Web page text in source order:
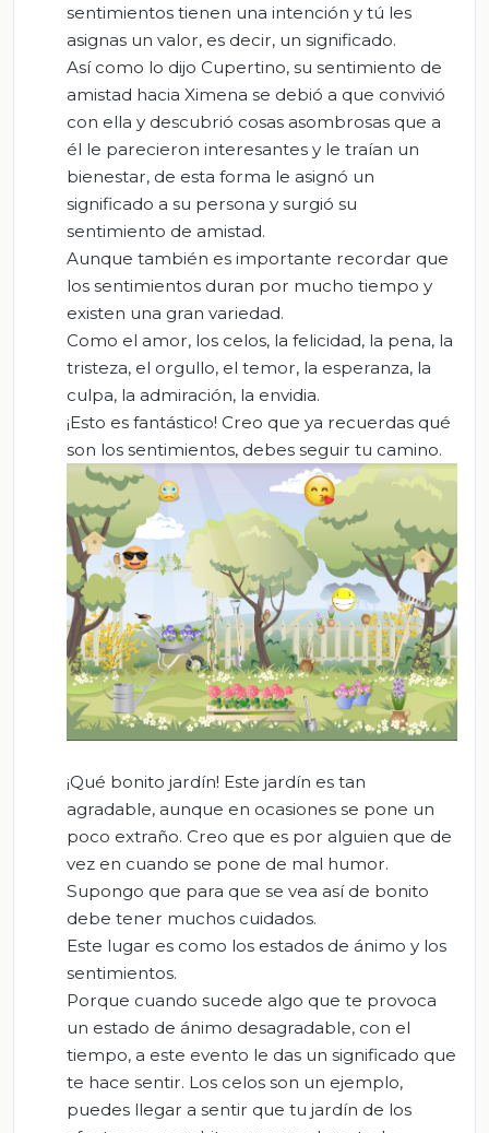
sentimientos tienen una intención y tú les
asignas un valor, es decir, un significado.
Así como lo dijo Cupertino, su sentimiento de
amistad hacia Ximena se debió a que convivió
con ella y descubrió cosas asombrosas que a
él le parecieron interesantes y le traían un
bienestar, de esta forma le asignó un
significado a su persona y surgió su
sentimiento de amistad.
Aunque también es importante recordar que
los sentimientos duran por mucho tiempo y
existen una gran variedad.
Como el amor, los celos, la felicidad, la pena, la
tristeza, el orgullo, el temor, la esperanza, la
culpa, la admiración, la envidia.
¡Esto es fantástico! Creo que ya recuerdas qué
son los sentimientos, debes seguir tu camino.
¡Qué bonito jardín! Este jardín es tan
agradable, aunque en ocasiones se pone un
poco extraño. Creo que es por alguien que de
vez en cuando se pone de mal humor.
Supongo que para que se vea así de bonito
debe tener muchos cuidados.
Este lugar es como los estados de ánimo y los
sentimientos.
Porque cuando sucede algo que te provoca
un estado de ánimo desagradable, con el
tiempo, a este evento le das un significado que
te hace sentir. Los celos son un ejemplo,
puedes llegar a sentir que tu jardín de los